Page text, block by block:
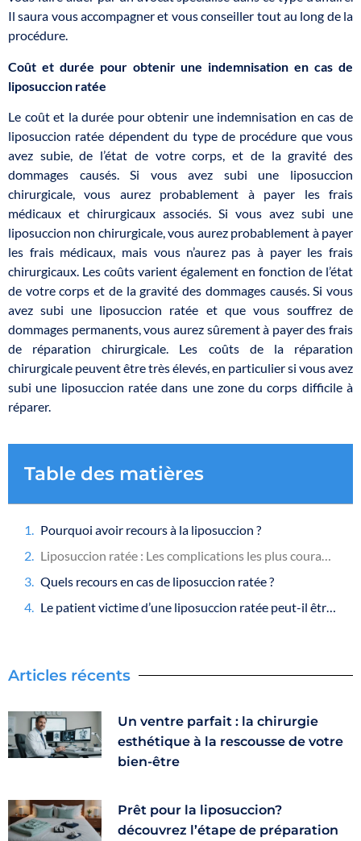
Il saura vous accompagner et vous conseiller tout au long de la
procédure.
Coût et durée pour obtenir une indemnisation en cas de
liposuccion ratée
Le coût et la durée pour obtenir une indemnisation en cas de
liposuccion ratée dépendent du type de procédure que vous
avez subie, de l’état de votre corps, et de la gravité des
dommages causés. Si vous avez subi une liposuccion
chirurgicale, vous aurez probablement à payer les frais
médicaux et chirurgicaux associés. Si vous avez subi une
liposuccion non chirurgicale, vous aurez probablement à payer
les frais médicaux, mais vous n’aurez pas à payer les frais
chirurgicaux. Les coûts varient également en fonction de l’état
de votre corps et de la gravité des dommages causés. Si vous
avez subi une liposuccion ratée et que vous souffrez de
dommages permanents, vous aurez sûrement à payer des frais
de réparation chirurgicale. Les coûts de la réparation
chirurgicale peuvent être très élevés, en particulier si vous avez
subi une liposuccion ratée dans une zone du corps difficile à
réparer.
Table des matières
Pourquoi avoir recours à la liposuccion ?
Liposuccion ratée : Les complications les plus courantes
Quels recours en cas de liposuccion ratée ?
Le patient victime d’une liposuccion ratée peut-il être indemnisé ?
Articles récents
Un ventre parfait : la chirurgie
esthétique à la rescousse de votre
bien-être
Prêt pour la liposuccion?
découvrez l’étape de préparation